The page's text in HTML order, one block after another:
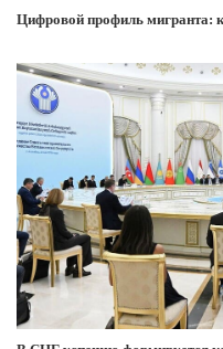
Цифровой профиль мигранта: к